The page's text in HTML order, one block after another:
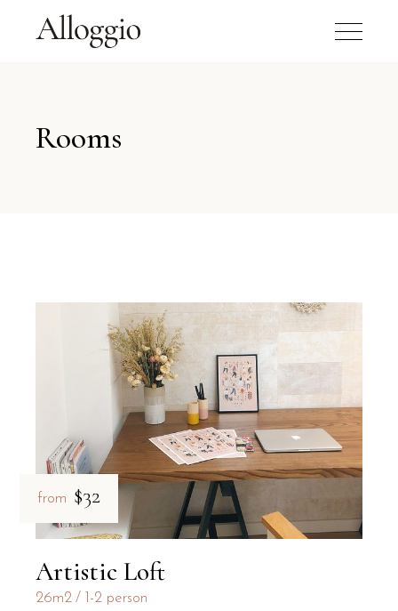
Rooms
from $32
Artistic Loft
26m2 1-2 person